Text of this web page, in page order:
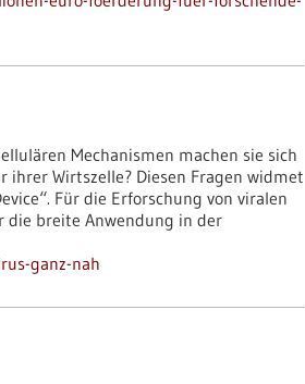
Mechanismen machen sie sich
Wirtszelle? Diesen Fragen widmet
Für die Erforschung von viralen
die breite Anwendung in der
ganz-nah